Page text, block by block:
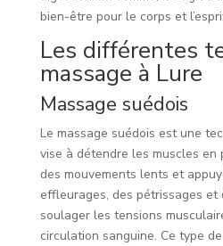
bien-être pour le corps et
Les différentes
massage à Lure
Massage suédois
Le massage suédois est une
vise à détendre les muscles
des mouvements lents et
effleurages, des pétrissages et
soulager les tensions
circulation sanguine. Ce type